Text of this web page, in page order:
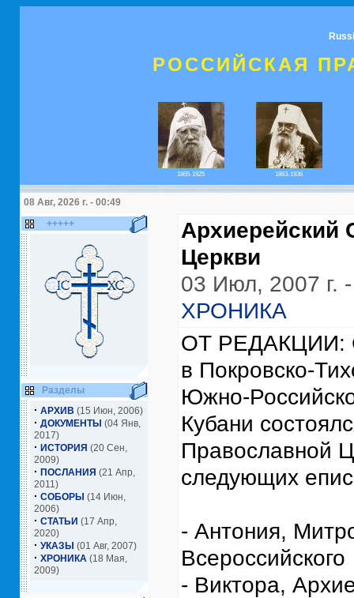
РОССИЙСКАЯ
1865-1925 1863-1936
08 Авг, 2026 г. - 00:49
+++++
Разделы
· АРХИВ (15 Июн, 2006)
· ДОКУМЕНТЫ (04 Янв,
2017)
· ИСТОРИЯ (20 Сен,
2009)
· ПОСЛАНИЯ (21 Апр,
2011)
· СОБОРЫ (14 Июн,
2006)
· СТАТЬИ (17 Апр,
2020)
· УКАЗЫ (01 Авг, 2007)
· ХРОНИКА (18 Мая,
2009)
Архиерейский
Церкви
03 Июл, 2007 г.
ХРОНИКА
ОТ РЕДАКЦИИ:
в Покровско-
Южно-
Кубани
Православной
следующих
- Антония,
Всероссийского
- Виктора,